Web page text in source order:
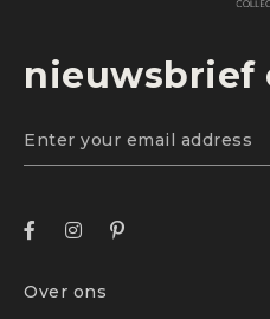
nieuwsbrief
Over ons